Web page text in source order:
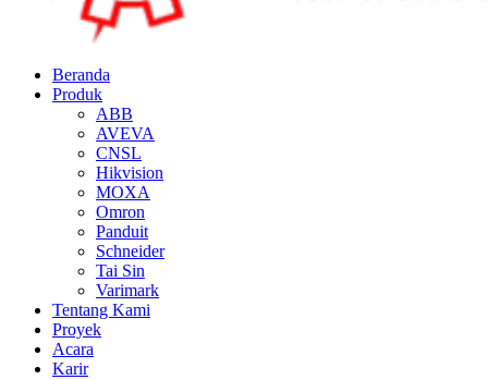
Beranda
Produk
ABB
AVEVA
CNSL
Hikvision
MOXA
Omron
Panduit
Schneider
Tai Sin
Varimark
Tentang Kami
Proyek
Acara
Karir